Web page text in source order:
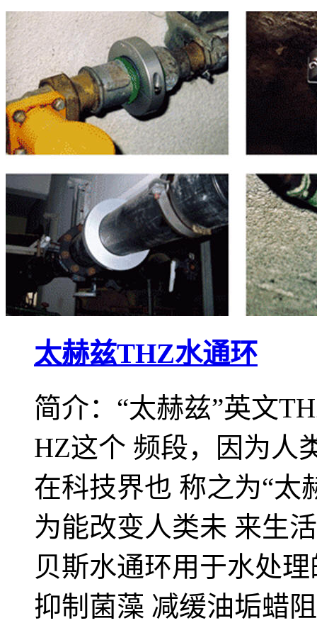
太赫兹THZ水通环
简介：“太赫兹”英文
HZ这个 频段，因为人
在科技界也 称之为“太
为能改变人类未 来生
贝斯水通环用于水处
抑制菌藻 减缓油垢蜡